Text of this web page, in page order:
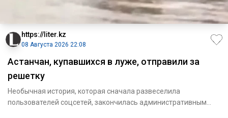
https://liter.kz
08 Августа 2026 22:08
Астанчан, купавшихся в луже, отправили за
решетку
Необычная история, которая сначала развеселила
пользователей соцсетей, закончилась административным